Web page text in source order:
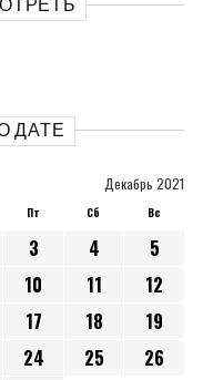
ДАТЕ
Декабрь 2021
Пт Сб Вс
3 4
5
10 11
12
17 18
19
24 25
26